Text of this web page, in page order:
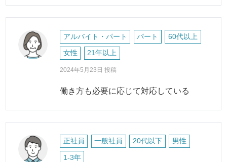
アルバイト・パート パート 60代以上
女性 21年以上
2024年5月23日 投稿
働き方も必要に応じて対応している
正社員 一般社員 20代以下 男性
1-3年